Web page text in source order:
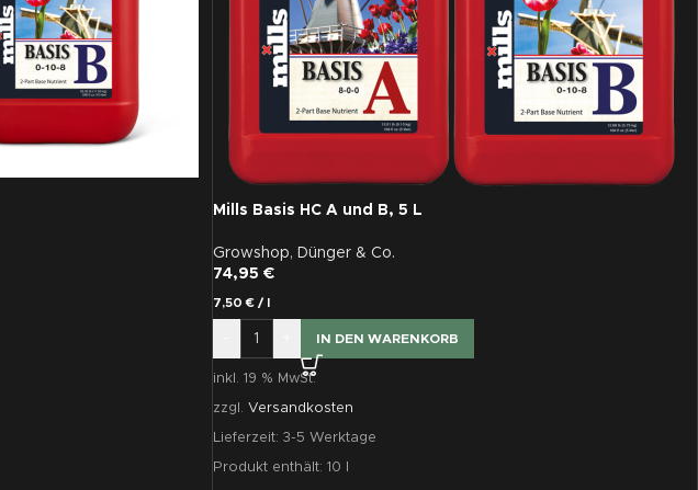
Mills Basis HC A und B, 5 L
Growshop, Dünger & Co.
74,95 €
7,50€/
IN DEN WARENKORB
inkl. 19 % MwSt.
zzgl. Versandkosten
Lieferzeit: 3-5 Werktage
Produkt enthält: 10